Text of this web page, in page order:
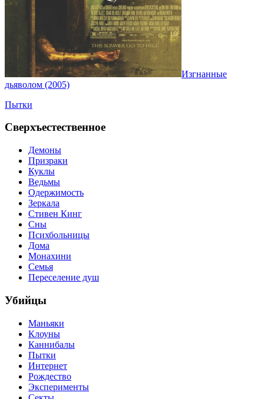
Изгнанные
дьяволом (2005)
Пытки
Сверхъестественное
Демоны
Призраки
Куклы
Ведьмы
Одержимость
Зеркала
Стивен Кинг
Сны
Психбольницы
Дома
Монахини
Семья
Переселение душ
Убийцы
Маньяки
Клоуны
Каннибалы
Пытки
Интернет
Рождество
Эксперименты